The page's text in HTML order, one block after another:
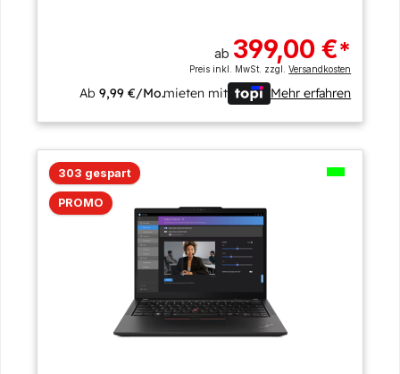
ab 399,00 €*
Preis inkl. MwSt. zzgl.Versandkosten
Ab9,99 €/Mo.mieten mit Mehr erfahren
303 gespart
PROMO